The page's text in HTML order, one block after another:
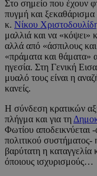
Στο σημείο που έχουν
πυγμή και
κ. Νίκου
μαλλιά και να «κόψει»
αλλά από «άσπιλους
«πράματα και θάματα»
ηγεσία. Στη Γενική
μυαλό τους είναι η
κανείς.
Η σύνδεση κρατικών
πλήγμα και για τη
Φωτίου αποδεικνύεται
πολιτικού συστήματος-
βαρύτατη η καταγγελία
όποιους ισχυρισμούς…